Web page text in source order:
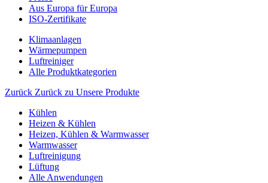
Aus Europa für Europa
ISO-Zertifikate
Klimaanlagen
Wärmepumpen
Luftreiniger
Alle Produktkategorien
Zurück Zurück zu Unsere Produkte
Kühlen
Heizen & Kühlen
Heizen, Kühlen & Warmwasser
Warmwasser
Luftreinigung
Lüftung
Alle Anwendungen